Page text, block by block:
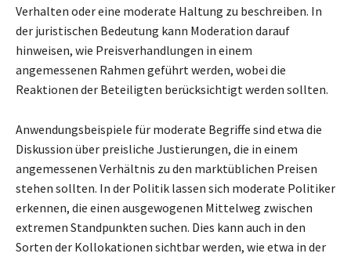
Verhalten oder eine moderate Haltung zu beschreiben. In
der juristischen Bedeutung kann Moderation darauf
hinweisen, wie Preisverhandlungen in einem
angemessenen Rahmen geführt werden, wobei die
Reaktionen der Beteiligten berücksichtigt werden sollten.
Anwendungsbeispiele für moderate Begriffe sind etwa die
Diskussion über preisliche Justierungen, die in einem
angemessenen Verhältnis zu den marktüblichen Preisen
stehen sollten. In der Politik lassen sich moderate Politiker
erkennen, die einen ausgewogenen Mittelweg zwischen
extremen Standpunkten suchen. Dies kann auch in den
Sorten der Kollokationen sichtbar werden, wie etwa in der